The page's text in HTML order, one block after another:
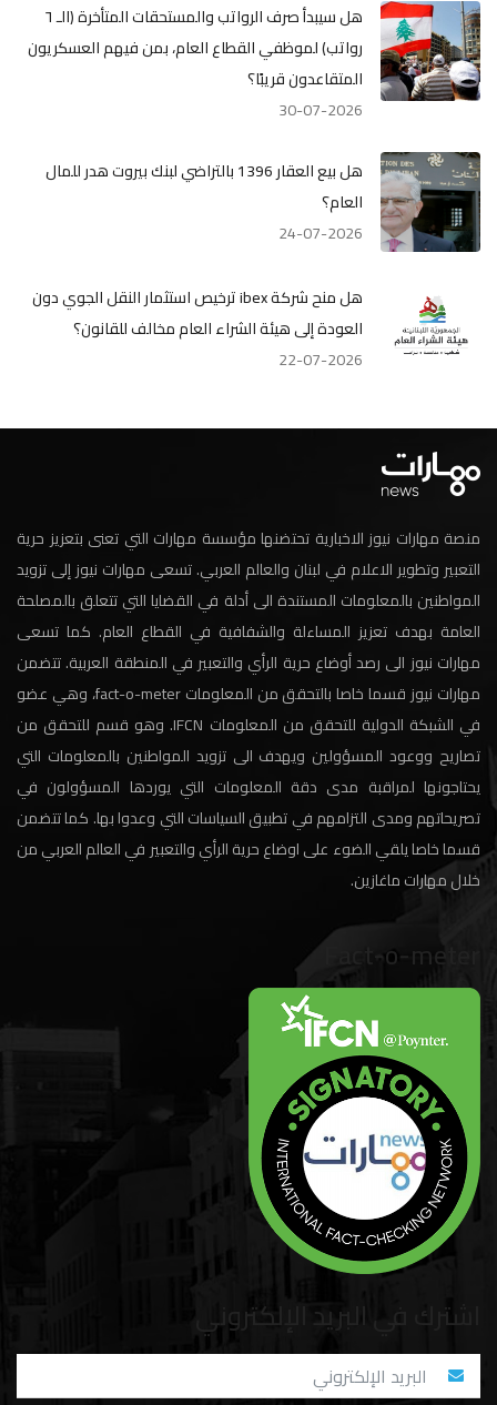
هل سيبدأ صرف الرواتب والمستحقات المتأخرة (الـ ٦
رواتب) لموظفي القطاع العام، بمن فيهم العسكريون
المتقاعدون قريبًا؟
30-07-2026
هل بيع العقار 1396 بالتراضي لبنك بيروت هدر للمال
العام؟
24-07-2026
هل منح شركة ibex ترخيص استثمار النقل الجوي دون
العودة إلى هيئة الشراء العام مخالف للقانون؟
22-07-2026
منصة مهارات نيوز الاخبارية تحتضنها مؤسسة مهارات التي تعنى بتعزيز حرية
التعبير وتطوير الاعلام في لبنان والعالم العربي. تسعى مهارات نيوز إلى تزويد
المواطنين بالمعلومات المستندة الى أدلة في القضايا التي تتعلق بالمصلحة
العامة بهدف تعزيز المساءلة والشفافية في القطاع العام. كما تسعى
مهارات نيوز الى رصد أوضاع حرية الرأي والتعبير في المنطقة العربية. تتضمن
مهارات نيوز قسما خاصا بالتحقق من المعلومات fact-o-meter، وهي عضو
في الشبكة الدولية للتحقق من المعلومات IFCN. وهو قسم للتحقق من
تصاريح ووعود المسؤولين ويهدف الى تزويد المواطنين بالمعلومات التي
يحتاجونها لمراقبة مدى دقة المعلومات التي يوردها المسؤولون في
تصريحاتهم ومدى التزامهم في تطبيق السياسات التي وعدوا بها. كما تتضمن
قسما خاصا يلقي الضوء على اوضاع حرية الرأي والتعبير في العالم العربي من
خلال مهارات ماغازين.
Fact-o-meter
اشترك في البريد الإلكتروني